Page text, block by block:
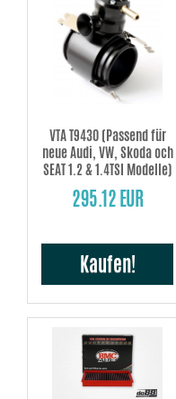
VTA T9430 (Passend für
neue Audi, VW, Skoda och
SEAT 1.2 & 1.4TSI Modelle)
295.12 EUR
Kaufen!